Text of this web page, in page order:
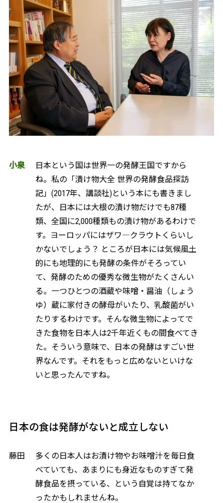
小泉
日本という国は世界一の発酵王国ですから
ね。私の「漬け物大全 世界の発酵食品探訪
記」(2017年、講談社)という本にも書きまし
たが、日本には大根の漬け物だけでも87種
類、全国に2,000種類もの漬け物があるわけで
す。ヨーロッパにはザワ―クラウトくらいし
かないでしょう？ ところが日本には気候風土
的にも地理的にも発酵の条件がそろってい
て、発酵のための優秀な微生物がたくさんい
る。一つひとつの酒蔵や味噌・醤油（しょう
ゆ）蔵に家付きの酵母がいたり、乳酸菌がい
たりするわけです。そんな微生物によってで
きた食物を日本人は2千年近くもの間食べてき
た。そういう意味で、日本の発酵はすごい世
界なんです。それをもっと広めないといけな
いと思ったんですね。
日本の食は発酵がないと成立しない
藤田
多くの日本人はお漬け物やお味噌汁を毎日食
べていても、あまりにも身近なものすぎて発
酵食品を摂っている、という自覚は持てなか
ったかもしれませんね。